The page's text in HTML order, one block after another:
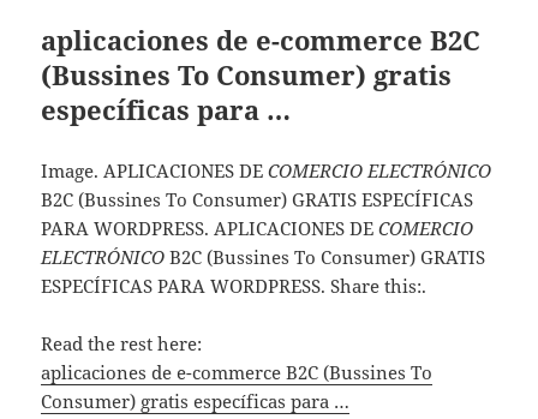
aplicaciones de e-commerce B2C
(Bussines To Consumer) gratis
específicas para …
Image. APLICACIONES DECOMERCIO ELECTRÓNICO
B2C (Bussines To Consumer) GRATIS ESPECÍFICAS
PARA WORDPRESS. APLICACIONES DECOMERCIO
ELECTRÓNICO B2C (Bussines To Consumer) GRATIS
ESPECÍFICAS PARA WORDPRESS. Share this:.
Read the rest here:
aplicaciones de e-commerce B2C (Bussines To
Consumer) gratis específicas para …